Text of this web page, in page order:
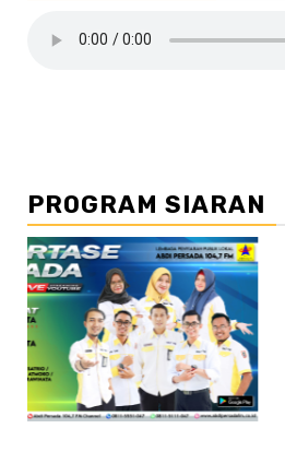
PROGRAM SIARAN
//2